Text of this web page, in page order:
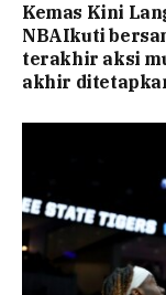
Kemas Kini
NBAIkuti
terakhir aksi
akhir